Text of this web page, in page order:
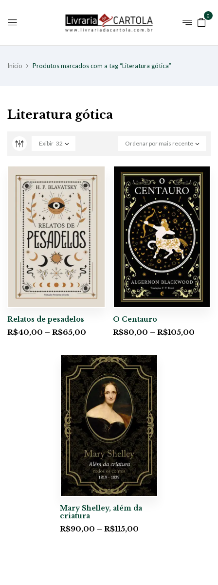
0
Início Produtos marcados com a tag “Literatura gótica”
Literatura gótica
Ordenar por mais recente
Exibir 32
Relatos de pesadelos
R$40,00 – R$65,00
O Centauro
R$80,00 – R$105,00
Mary Shelley, além da
criatura
R$90,00 – R$115,00